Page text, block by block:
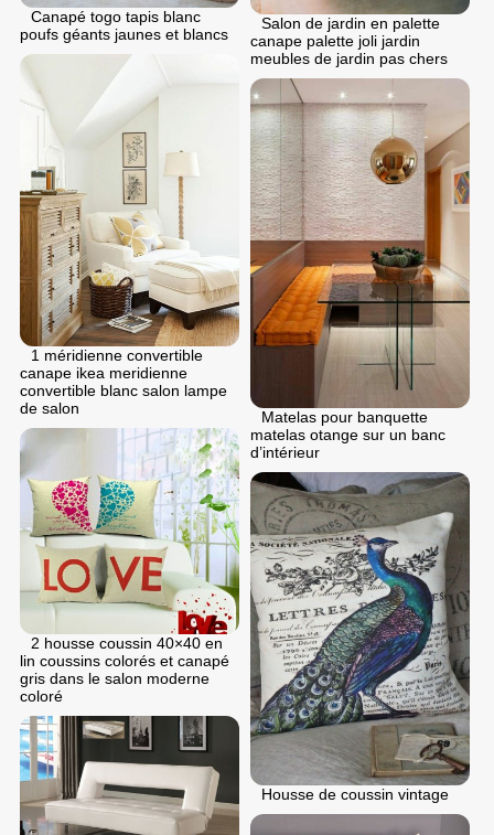
Salon de jardin en palette
canape palette joli jardin
meubles de jardin pas chers
Canapé togo tapis blanc
poufs géants jaunes et blancs
1 méridienne convertible
canape ikea meridienne
convertible blanc salon lampe
de salon
Matelas pour banquette
matelas otange sur un banc
d’intérieur
2 housse coussin 40×40 en
lin coussins colorés et canapé
gris dans le salon moderne
coloré
Housse de coussin vintage